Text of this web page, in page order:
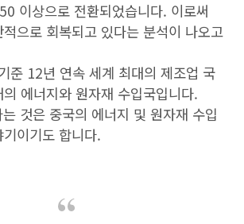
이상으로 전환되었습니다. 이로써
으로 회복되고 있다는 분석이 나오고
준 12년 연속 세계 최대의 제조업 국
에너지와 원자재 수입국입니다.
것은 중국의 에너지 및 원자재 수입
이기도 합니다.